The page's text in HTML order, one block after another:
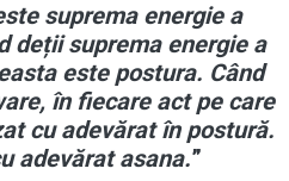
suprema energie a
deții suprema energie a
este postura. Când
în fiecare act pe care
cu adevărat în postură.
adevărat asana.”